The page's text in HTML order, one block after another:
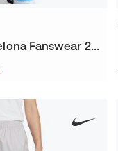
Duge hlače FC Barcelona Fanswear 2025-2026 Niño